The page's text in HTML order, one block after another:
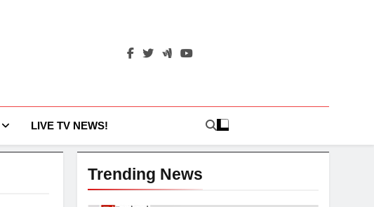
LIVE TV NEWS!
Trending News